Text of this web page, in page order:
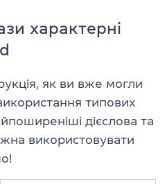
характерні
як ви вже могли
типових
дієслова та
використовувати